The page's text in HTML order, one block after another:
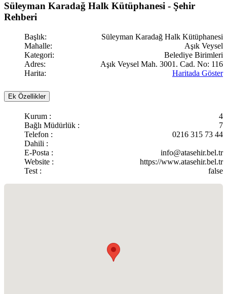
Süleyman Karadağ Halk Kütüphanesi - Şehir
Rehberi
Başlık:
Süleyman Karadağ Halk Kütüphanesi
Mahalle:
Aşık Veysel
Kategori:
Belediye Birimleri
Adres:
Aşık Veysel Mah. 3001. Cad. No: 116
Harita:
Haritada Göster
Ek Özellikler
Kurum :
4
Bağlı Müdürlük :
7
Telefon :
0216 315 73 44
Dahili :
E-Posta :
info@atasehir.bel.tr
Website :
https://www.atasehir.bel.tr
Test :
false